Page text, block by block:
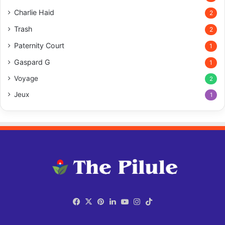
Charlie Haid 2
Trash 2
Paternity Court 1
Gaspard G 1
Voyage 2
Jeux 1
Facebook
X Pinterest
Linkedin
YouTubeInstagram